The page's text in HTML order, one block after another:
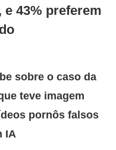
43% preferem
sobre o caso da
teve imagem
pornôs falsos
IA